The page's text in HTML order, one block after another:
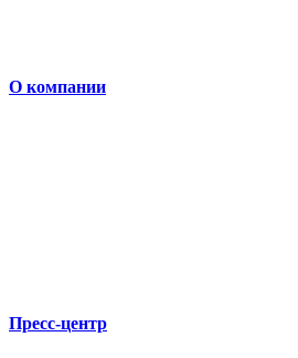
О компании
Пресс-центр